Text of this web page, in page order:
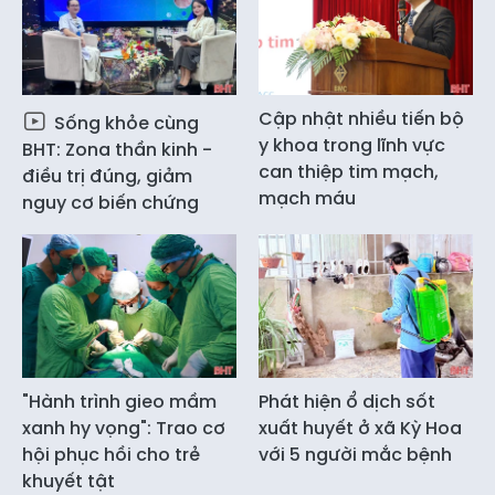
Sống khỏe cùng
BHT: Zona thần kinh -
điều trị đúng, giảm
nguy cơ biến chứng
Cập nhật nhiều tiến bộ
y khoa trong lĩnh vực
can thiệp tim mạch,
mạch máu
"Hành trình gieo mầm
xanh hy vọng": Trao cơ
hội phục hồi cho trẻ
khuyết tật
Phát hiện ổ dịch sốt
xuất huyết ở xã Kỳ Hoa
với 5 người mắc bệnh